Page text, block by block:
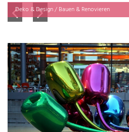
Deko & Design / Bauen & Renovieren